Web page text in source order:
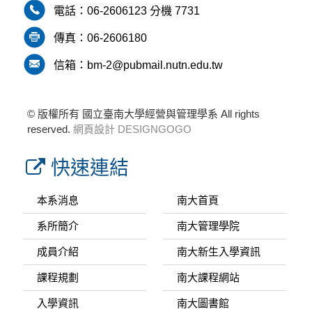
電話： 06-2606123分機 7731
傳真： 06-2606180
信箱：bm-2@pubmail.nutn.edu.tw
© 版權所有 國立臺南大學經營與管理學系 All rights
reserved. 網頁設計 DESIGNGOGO
快速連結
本系消息
系所簡介
成員介紹
課程規劃
入學資訊
南大首頁
南大管理學院
南大新生入學資訊
南大課程網站
南大圖書館